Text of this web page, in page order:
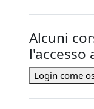
Alcuni
l'accesso
Login come